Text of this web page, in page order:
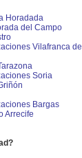
Horadada
del Campo
Vilafranca del
Soria
Bargas
Arrecife